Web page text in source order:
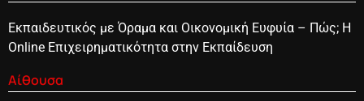
Εκπαιδευτικός με Όραμα και Οικονομική Ευφυία – Πώς; Η
Online Επιχειρηματικότητα στην Εκπαίδευση
Αίθουσα